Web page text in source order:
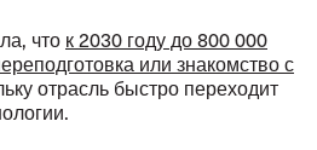
что к 2030 году до 800 000
или знакомство с
отрасль быстро переходит